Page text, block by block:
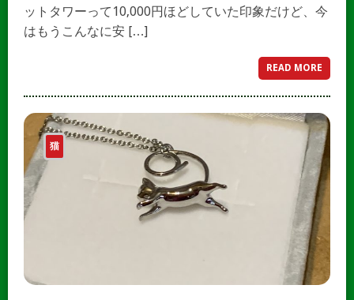
ットタワーって10,000円ほどしていた印象だけど、今
はもうこんなに安 […]
READ MORE
猫